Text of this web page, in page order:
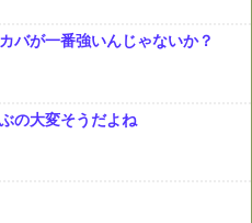
バが一番強いんじゃないか？
の大変そうだよね